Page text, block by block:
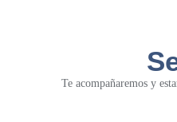
Te acompañaremos y